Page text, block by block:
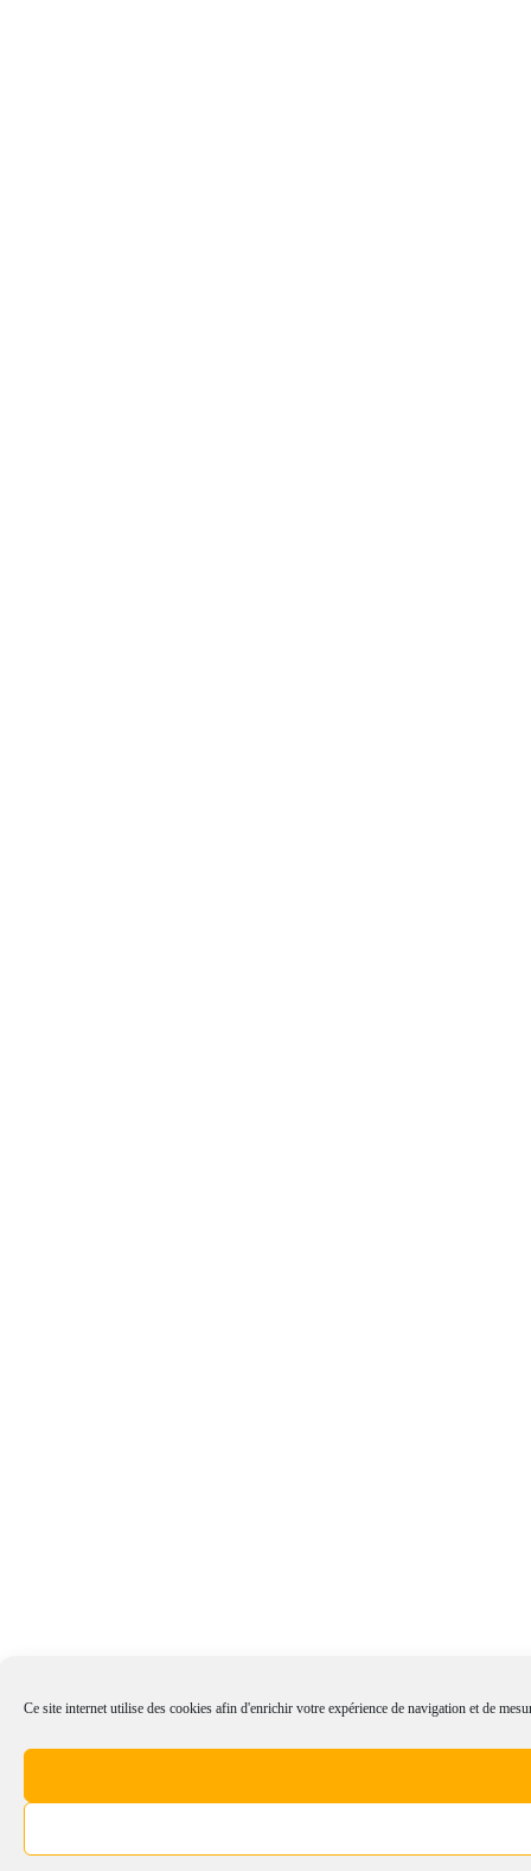
Ce site internet utilise des cookies afin d'enrichir votre expérience de navigation et de